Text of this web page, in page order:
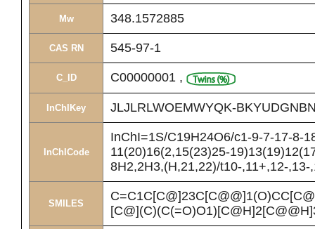
Mw 348.1572885
CAS RN 545-97-1
C_ID C00000001 ,
InChIKey JLJLRLWOEMWYQK-
InChICode
InChI=1S/C19H24O6/c1-9-7-17-8-
11(20)16(2,15(23)25-
8H2,2H3,(H,21,22)/t10-,11+,12-
SMILES